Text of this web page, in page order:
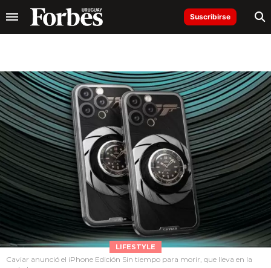
Suscribirse
LIFESTYLE
Caviar anunció el iPhone Edición Sin tiempo para morir, que lleva en la